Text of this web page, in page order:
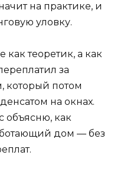
на практике, и
уловку.
как теоретик, а как
за
который потом
на окнах.
объясню, как
дом — без